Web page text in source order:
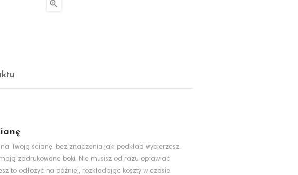

Twoją ścianę, bez znaczenia jaki podkład wybierzesz.
zadrukowane boki. Nie musisz od razu oprawiać
to odłożyć na później, rozkładając koszty w czasie.